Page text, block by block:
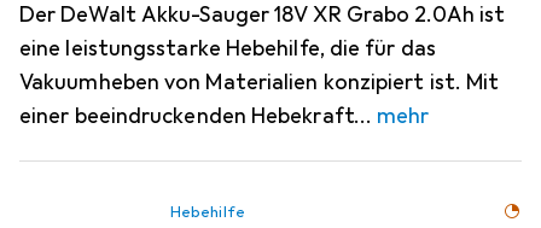
Der DeWalt Akku-Sauger 18V XR Grabo 2.0Ah ist
eine leistungsstarke Hebehilfe, die für das
Vakuumheben von Materialien konzipiert ist. Mit
einer beeindruckenden Hebekraft
mehr
Hebehilfe